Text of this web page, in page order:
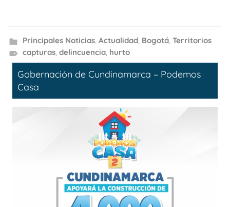
Principales Noticias, Actualidad, Bogotá, Territorios
capturas, delincuencia, hurto
Gobernación de Cundinamarca – Podemos
Casa